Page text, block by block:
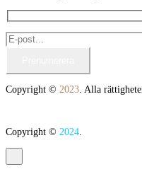
Copyright © 2023. Alla
Copyright © 2024.